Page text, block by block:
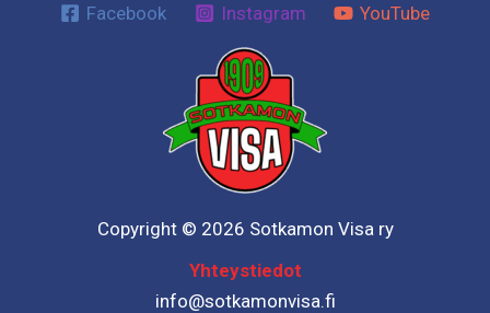
Facebook
Instagram YouTube
Copyright © 2026 Sotkamon Visa ry
Yhteystiedot
info@sotkamonvisa.fi